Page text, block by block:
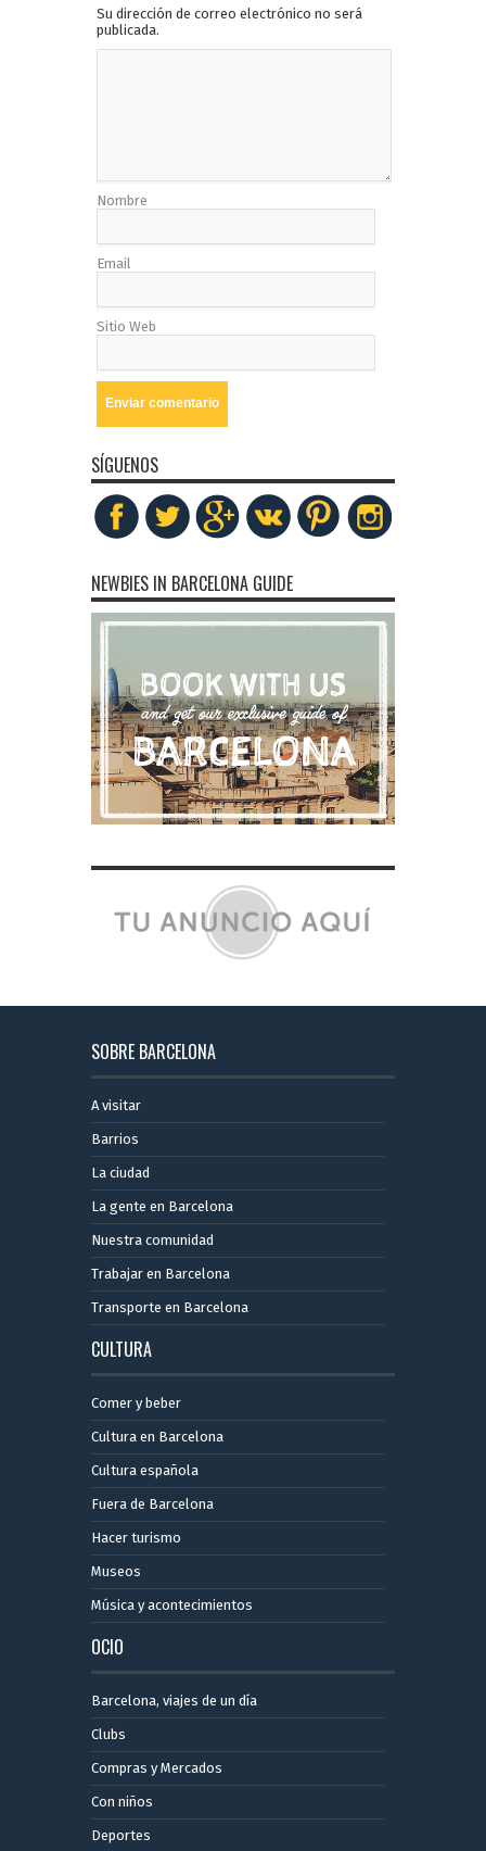
Su dirección de correo electrónico no será
publicada.
Nombre
Email
Sitio Web
SÍGUENOS
NEWBIES IN BARCELONA GUIDE
SOBRE BARCELONA
A visitar
Barrios
La ciudad
La gente en Barcelona
Nuestra comunidad
Trabajar en Barcelona
Transporte en Barcelona
CULTURA
Comer y beber
Cultura en Barcelona
Cultura española
Fuera de Barcelona
Hacer turismo
Museos
Música y acontecimientos
OCIO
Barcelona, ​​viajes de un día
Clubs
Compras y Mercados
Con niños
Deportes